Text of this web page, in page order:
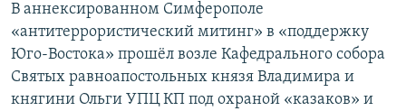
В аннексированном Симферополе
«антитеррористический митинг» в «поддержку
Юго-Востока» прошёл возле Кафедрального собора
Святых равноапостольных князя Владимира и
княгини Ольги УПЦ КП под охраной «казаков» и